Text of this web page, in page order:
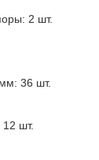
2 шт.
36 шт.
шт.